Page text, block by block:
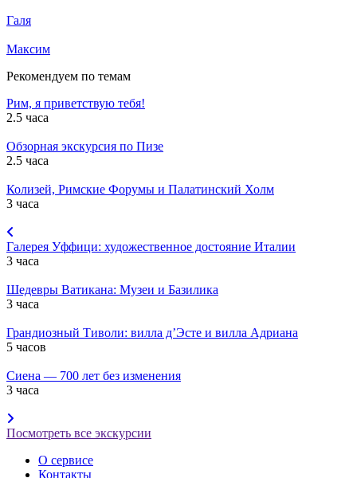
Галя
Максим
Рекомендуем по темам
Рим, я приветствую тебя!
2.5 часа
Обзорная экскурсия по Пизе
2.5 часа
Колизей, Римские Форумы и Палатинский Холм
3 часа
Галерея Уффици: художественное достояние Италии
3 часа
Шедевры Ватикана: Музеи и Базилика
3 часа
Грандиозный Тиволи: вилла д’Эсте и вилла Адриана
5 часов
Сиена — 700 лет без изменения
3 часа
Посмотреть все экскурсии
О сервисе
Контакты